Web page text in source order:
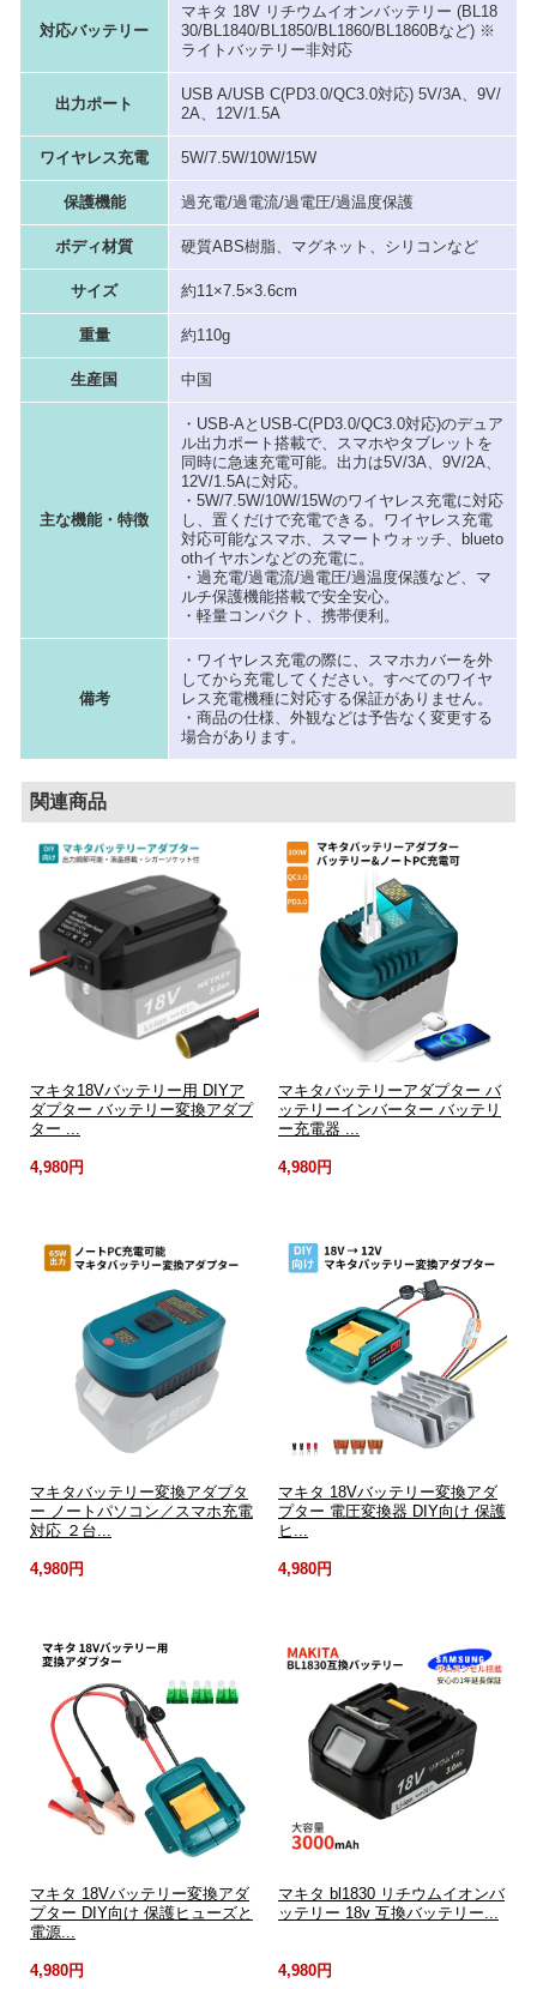
対応バッテリー
マキタ 18V リチウムイオンバッテリー (BL18
30/BL1840/BL1850/BL1860/BL1860Bなど) ※
ライトバッテリー非対応
出力ポート
USB A/USB C(PD3.0/QC3.0対応) 5V/3A、9V/
2A、12V/1.5A
ワイヤレス充電 5W/7.5W/10W/15W
保護機能 過充電/過電流/過電圧/過温度保護
ボディ材質 硬質ABS樹脂、マグネット、シリコンなど
サイズ 約11×7.5×3.6cm
重量 約110g
生産国 中国
主な機能・特徴
・USB-AとUSB-C(PD3.0/QC3.0対応)のデュア
ル出力ポート搭載で、スマホやタブレットを
同時に急速充電可能。出力は5V/3A、9V/2A、
12V/1.5Aに対応。
・5W/7.5W/10W/15Wのワイヤレス充電に対応
し、置くだけで充電できる。ワイヤレス充電
対応可能なスマホ、スマートウォッチ、blueto
othイヤホンなどの充電に。
・過充電/過電流/過電圧/過温度保護など、マ
ルチ保護機能搭載で安全安心。
・軽量コンパクト、携帯便利。
備考
・ワイヤレス充電の際に、スマホカバーを外
してから充電してください。すべてのワイヤ
レス充電機種に対応する保証がありません。
・商品の仕様、外観などは予告なく変更する
場合があります。
関連商品
マキタ18Vバッテリー用 DIYア
ダプター バッテリー変換アダプ
ター ...
マキタバッテリーアダプター バ
ッテリーインバーター バッテリ
ー充電器 ...
4,980円 4,980円
マキタバッテリー変換アダプタ
ー ノートパソコン／スマホ充電
対応 ２台...
マキタ 18Vバッテリー変換アダ
プター 電圧変換器 DIY向け 保護
ヒ...
4,980円 4,980円
マキタ 18Vバッテリー変換アダ
プター DIY向け 保護ヒューズと
電源...
マキタ bl1830 リチウムイオンバ
ッテリー 18v 互換バッテリー...
4,980円 4,980円